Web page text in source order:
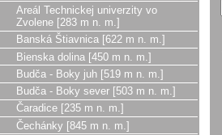
Areál Technickej univerzity vo
Zvolene [283 m n. m.]
Banská Štiavnica [622 m n. m.]
Bienska dolina [450 m n. m.]
Budča - Boky juh [519 m n. m.]
Budča - Boky sever [503 m n. m.]
Čaradice [235 m n. m.]
Čechánky [845 m n. m.]